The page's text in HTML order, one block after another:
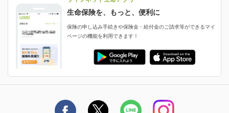
申し込みガイド
ご契約の流れと必要書類
保険料の支払い方法
認知症・MCIに備える
ご契約者さま向け各種お手続き・サービス
保険金・給付金のご請求
生命保険料控除に関するご案内
生命保険マニフェスト
ライフネット生命のCMページ
ライフネット生命公式note
生命保険を、もっと、便利に
保険の申し込み手続きや保険金・給付金のご請求等ができるマイ
ページの機能を利用できます！